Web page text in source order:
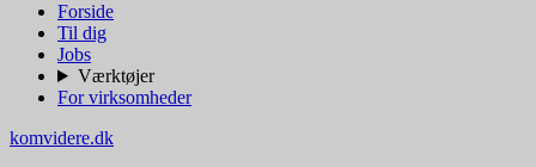
Forside
Til dig
Jobs
Værktøjer
For virksomheder
komvidere.dk